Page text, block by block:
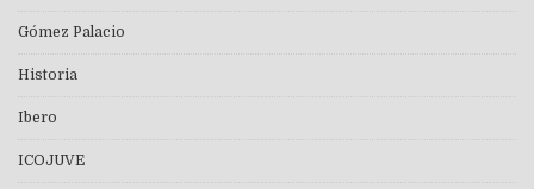
Gómez Palacio
Historia
Ibero
ICOJUVE